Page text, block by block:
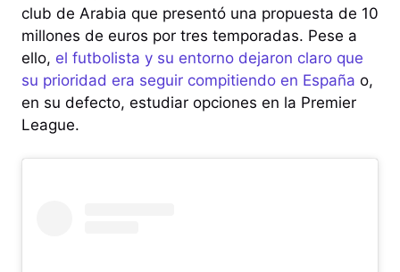
club de Arabia que presentó una propuesta de 10
millones de euros por tres temporadas. Pese a
ello, el futbolista y su entorno dejaron claro que
su prioridad era seguir compitiendo en España o,
en su defecto, estudiar opciones en la Premier
League.